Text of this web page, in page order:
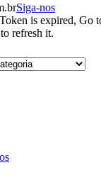
Siga-nos
is expired, Go
refresh it.